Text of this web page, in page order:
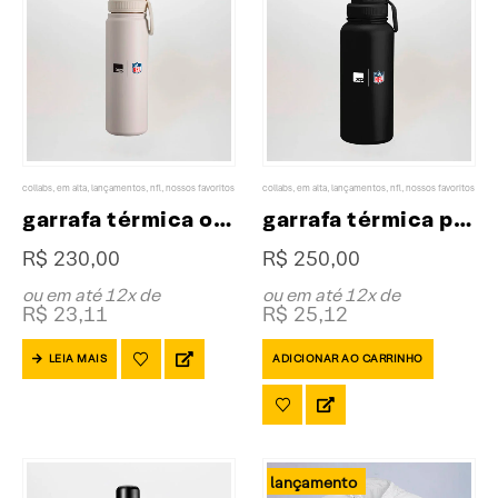
collabs em alta lançamentos nfl nossos favoritos
garrafa térmica off white 750ml collab XP & NFL
R$ 230,00
ou em até 12x de
R$ 23,11
LEIA MAIS
collabs em alta lançamentos nfl nossos favoritos
garrafa térmica preta 1,2L collab XP & NFL
R$ 250,00
ou em até 12x de
R$ 25,12
ADICIONAR AO CARRINHO
lançamento